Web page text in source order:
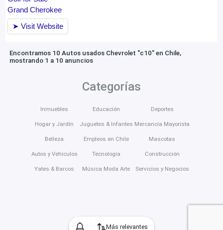
Más relevantes
Encontramos 10 Autos usados Chevrolet "c10" en Chile,
mostrando 1 a 10 anuncios
Categorías
Inmuebles
Hogar y Jardín
Belleza
Autos y Vehículos
Yates & Barcos
Educación
Juguetes & Infantes
Empleos en Chile
Tecnología
Música Moda Arte
Deportes
Mercancía Mayorista
Mascotas
Construcción
Servicios y Negocios